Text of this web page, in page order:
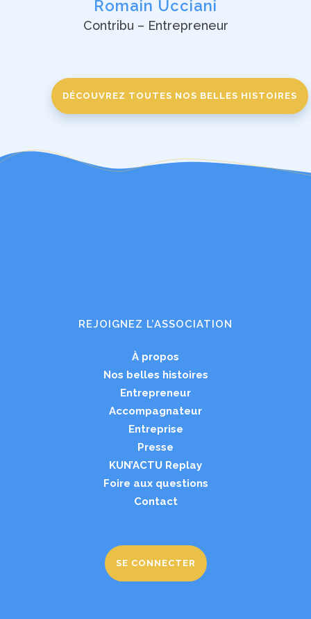
Romain Ucciani
Contribu – Entrepreneur
DÉCOUVREZ TOUTES NOS BELLES HISTOIRES
REJOIGNEZ L’ASSOCIATION
À propos
Nos belles histoires
Entrepreneur
Accompagnateur
Entreprise
Presse
KUN’ACTU Replay
Foire aux questions
Contact
SE CONNECTER